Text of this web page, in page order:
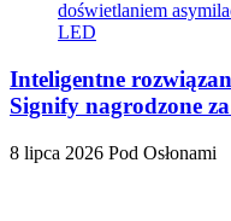
Inteligentne
Signify nagrodzone
8 lipca 2026 Pod Osłonami